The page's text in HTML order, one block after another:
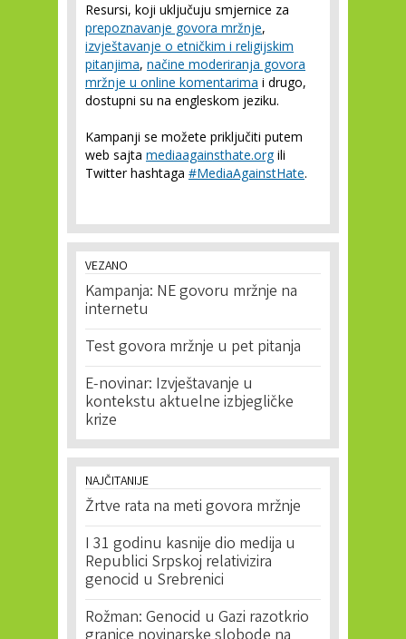
Resursi, koji uključuju smjernice za
prepoznavanje govora mržnje,
izvještavanje o etničkim i religijskim
pitanjima, načine moderiranja govora
mržnje u online komentarima i drugo,
dostupni su na engleskom jeziku.
Kampanji se možete priključiti putem
web sajta mediaagainsthate.orgili
Twitter hashtaga #MediaAgainstHate.
VEZANO
Kampanja: NE govoru mržnje na
internetu
Test govora mržnje u pet pitanja
E-novinar: Izvještavanje u
kontekstu aktuelne izbjegličke
krize
NAJČITANIJE
Žrtve rata na meti govora mržnje
I 31 godinu kasnije dio medija u
Republici Srpskoj relativizira
genocid u Srebrenici
Rožman: Genocid u Gazi razotkrio